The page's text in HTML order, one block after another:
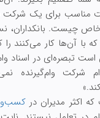
مناسب برای یک شرکت
چیست. بانکداران،
با آن‌ها کار می‌کنند را
تبصره‌ای در اسناد
شرکت وام‌گیرنده
اکثر مدیران در